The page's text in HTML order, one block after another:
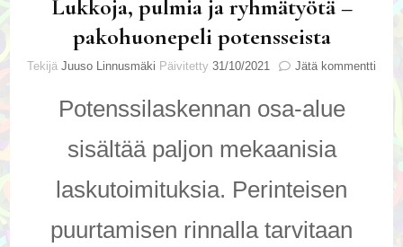
Lukkoja, pulmia ja ryhmätyötä –
pakohuonepeli potensseista
Tekijä Juuso Linnusmäki Päivitetty 31/10/2021 Jätä kommentti
Potenssilaskennan osa-alue
sisältää paljon mekaanisia
laskutoimituksia. Perinteisen
puurtamisen rinnalla tarvitaan